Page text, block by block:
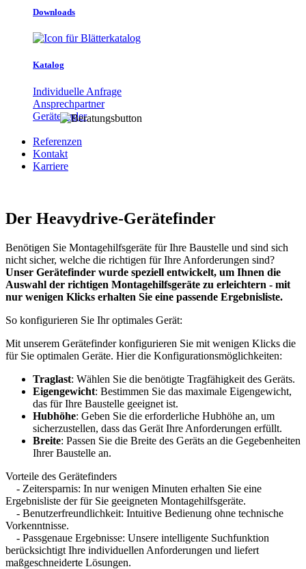
Downloads
Katalog
Individuelle Anfrage
Ansprechpartner
Gerätefinder
Referenzen
Kontakt
Karriere
Der Heavydrive-Gerätefinder
Benötigen Sie Montagehilfsgeräte für Ihre Baustelle und sind sich
nicht sicher, welche die richtigen für Ihre Anforderungen sind?
Unser Gerätefinder wurde speziell entwickelt, um Ihnen die
Auswahl der richtigen Montagehilfsgeräte zu erleichtern - mit
nur wenigen Klicks erhalten Sie eine passende Ergebnisliste.
So konfigurieren Sie Ihr optimales Gerät:
Mit unserem Gerätefinder konfigurieren Sie mit wenigen Klicks die
für Sie optimalen Geräte. Hier die Konfigurationsmöglichkeiten:
Traglast: Wählen Sie die benötigte Tragfähigkeit des Geräts.
Eigengewicht: Bestimmen Sie das maximale Eigengewicht,
das für Ihre Baustelle geeignet ist.
Hubhöhe: Geben Sie die erforderliche Hubhöhe an, um
sicherzustellen, dass das Gerät Ihre Anforderungen erfüllt.
Breite: Passen Sie die Breite des Geräts an die Gegebenheiten
Ihrer Baustelle an.
Vorteile des Gerätefinders
- Zeitersparnis: In nur wenigen Minuten erhalten Sie eine
Ergebnisliste der für Sie geeigneten Montagehilfsgeräte.
- Benutzerfreundlichkeit: Intuitive Bedienung ohne technische
Vorkenntnisse.
- Passgenaue Ergebnisse: Unsere intelligente Suchfunktion
berücksichtigt Ihre individuellen Anforderungen und liefert
maßgeschneiderte Lösungen.